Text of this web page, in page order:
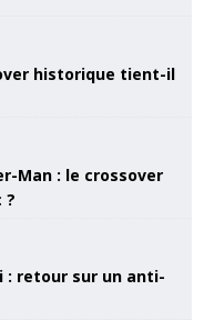
historique tient-il
Man : le crossover
?
: retour sur un anti-